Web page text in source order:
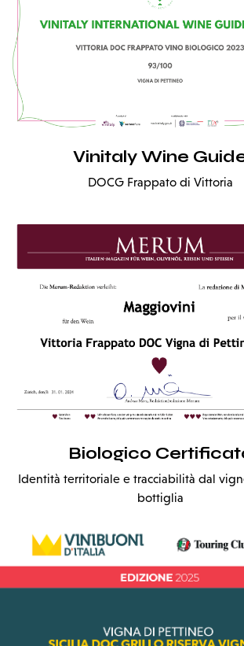
Vinitaly Wine
DOCG Frappato di Vittoria
Biologico
Identità territoriale e tracciabilità dal
bottiglia